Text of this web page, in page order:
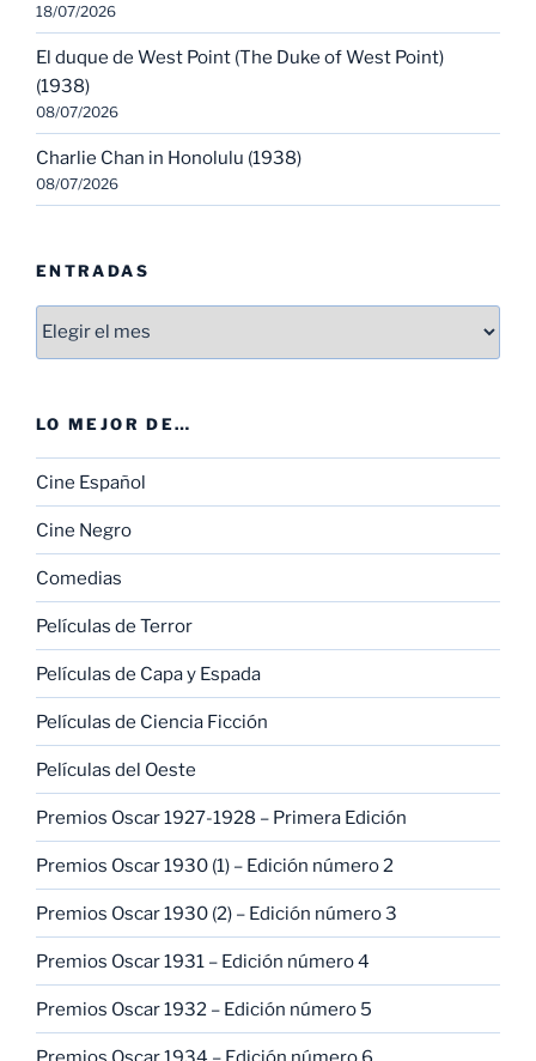
18/07/2026
El duque de West Point (The Duke of West Point)
(1938)
08/07/2026
Charlie Chan in Honolulu (1938)
08/07/2026
ENTRADAS
Entradas
LO MEJOR DE…
Cine Español
Cine Negro
Comedias
Películas de Terror
Películas de Capa y Espada
Películas de Ciencia Ficción
Películas del Oeste
Premios Oscar 1927-1928 – Primera Edición
Premios Oscar 1930 (1) – Edición número 2
Premios Oscar 1930 (2) – Edición número 3
Premios Oscar 1931 – Edición número 4
Premios Oscar 1932 – Edición número 5